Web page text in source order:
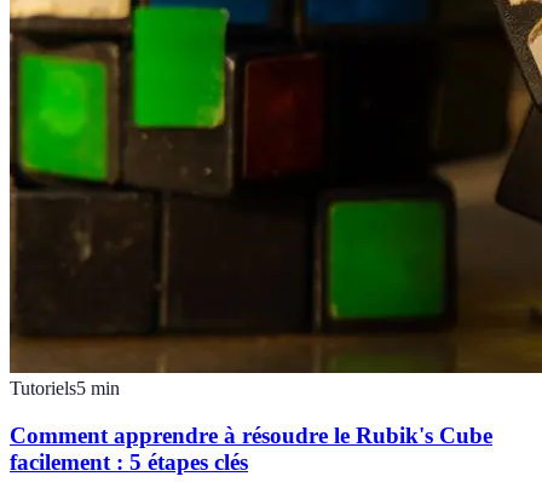
Tutoriels5 min
Comment apprendre à résoudre le Rubik's Cube
facilement : 5 étapes clés